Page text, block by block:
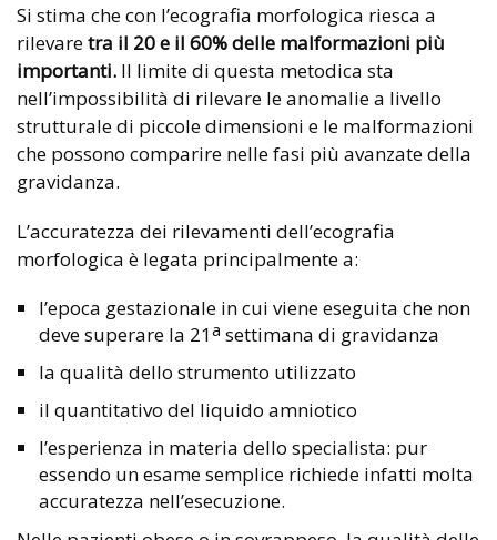
Si stima che con l’ecografia morfologica riesca a
rilevaretra il 20 e il 60% delle malformazioni più
importanti. Il limite di questa metodica sta
nell’impossibilità di rilevare le anomalie a livello
strutturale di piccole dimensioni e le malformazioni
che possono comparire nelle fasi più avanzate della
gravidanza.
L’accuratezza dei rilevamenti dell’ecografia
morfologica è legata principalmente a:
l’epoca gestazionale in cui viene eseguita che non
deve superare la 21a settimana di gravidanza
la qualità dello strumento utilizzato
il quantitativo del liquido amniotico
l’esperienza in materia dello specialista: pur
essendo un esame semplice richiede infatti molta
accuratezza nell’esecuzione.